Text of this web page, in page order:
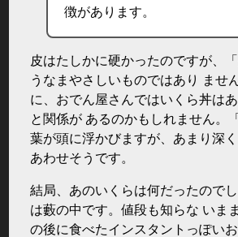
徴があります。
皮はたしかに硬かったのですが、
うなまやさしいものではあり ませ
に、おでん屋さんではいくら丼は
と関係が あるのかもしれません。
葉が頭に浮かびますが、あまり深
あわせそうです。
結局、あのいくらは何だったので
は藪の中です。値段も知らな いま
の後に食べたインスタントっぽい